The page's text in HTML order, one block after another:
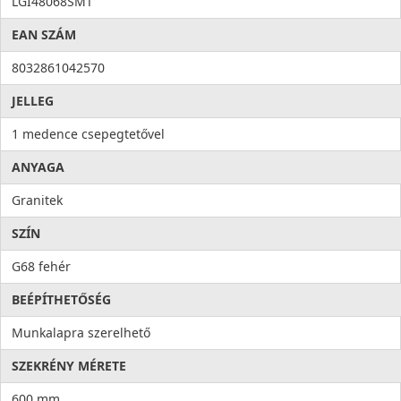
EAN SZÁM
8032861042570
JELLEG
1 medence csepegtetővel
ANYAGA
Granitek
SZÍN
G68 fehér
BEÉPÍTHETŐSÉG
Munkalapra szerelhető
SZEKRÉNY MÉRETE